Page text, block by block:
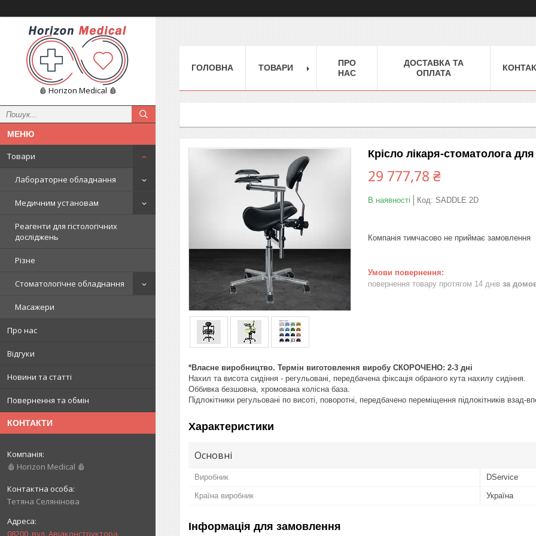
🩸 Horizon Medical 🩸
Товари
Лабораторне обладнання
Медичним установам
Реагенти для гістологічних
досліджень
Різне
Стоматологічне обладнання
Масажери
Про нас
Відгуки
Новини та статті
Повернення та обмін
КОНТАКТИ
🩸 Horizon Medical 🩸
Тетяна Селянінова
08200, вул. Авіаконструктора
ГОЛОВНА ТОВАРИ
ПРО
НАС
ДОСТАВКА ТА
ОПЛАТА
Крісло лікаря-стоматолога
29 777,78 ₴
В наявності Код: SADDLE 2D
Компанія тимчасово не приймає замовлення
повернення товару протягом 14 днів за
*Власне виробництво. Термін виготовлення виробу СКОРОЧЕНО: 2-3 дні
Нахил та висота сидіння - регульовані, передбачена фіксація обраного кута нахилу сидіння.
Оббивка безшовна, хромована колісна база.
Підлокітники регульовані по висоті, поворотні, передбачено переміщення підлокітників взад-
Характеристики
Основні
Виробник DService
Країна виробник Україна
Інформація для замовлення